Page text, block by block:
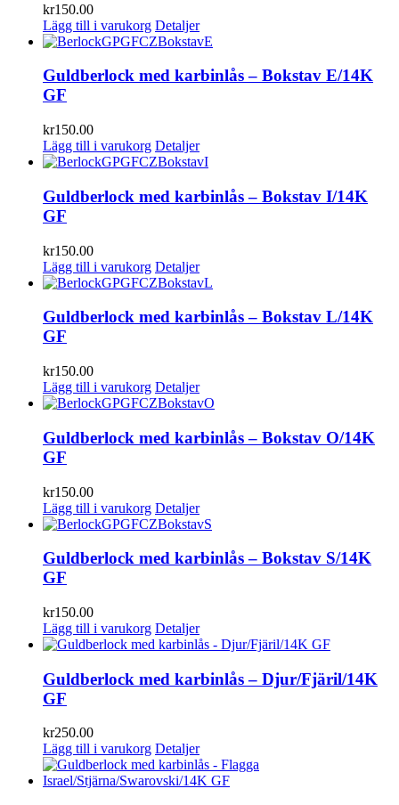
kr150.00
Lägg till i varukorg Detaljer
Guldberlock med karbinlås – Bokstav E/14K
GF
kr150.00
Lägg till i varukorg Detaljer
Guldberlock med karbinlås – Bokstav I/14K
GF
kr150.00
Lägg till i varukorg Detaljer
Guldberlock med karbinlås – Bokstav L/14K
GF
kr150.00
Lägg till i varukorg Detaljer
Guldberlock med karbinlås – Bokstav O/14K
GF
kr150.00
Lägg till i varukorg Detaljer
Guldberlock med karbinlås – Bokstav S/14K
GF
kr150.00
Lägg till i varukorg Detaljer
Guldberlock med karbinlås – Djur/Fjäril/14K
GF
kr250.00
Lägg till i varukorg Detaljer